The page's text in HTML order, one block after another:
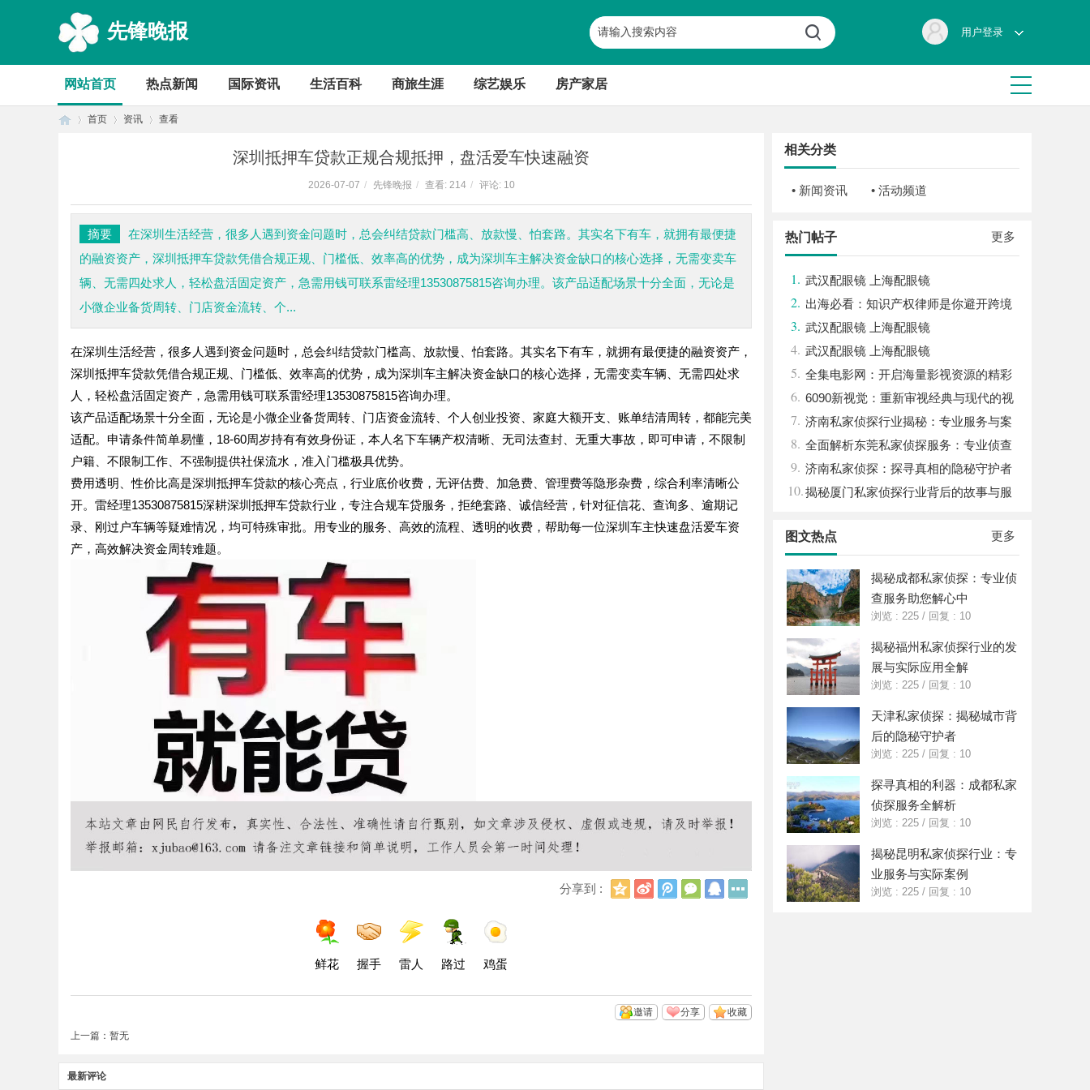
先锋晚报 用户登录
网站首页 热点新闻 国际资讯 生活百科 商旅生涯 综艺娱乐 房产家居
首页 资讯 查看
深圳抵押车贷款正规合规抵押，盘活爱车快速融资
2026-07-07 / 先锋晚报 / 查看: 214 / 评论: 10
摘要
在深圳生活经营，很多人遇到资金问题时，总会纠结贷款门槛高、放款慢、怕套路。其实名下有车，就拥有最便捷
的融资资产，深圳抵押车贷款凭借合规正规、门槛低、效率高的优势，成为深圳车主解决资金缺口的核心选择，无需变卖车
辆、无需四处求人，轻松盘活固定资产，急需用钱可联系雷经理13530875815咨询办理。该产品适配场景十分全面，无论是
小微企业备货周转、门店资金流转、个...
在深圳生活经营，很多人遇到资金问题时，总会纠结贷款门槛高、放款慢、怕套路。其实名下有车，就拥有最便捷的融资资产，
深圳抵押车贷款凭借合规正规、门槛低、效率高的优势，成为深圳车主解决资金缺口的核心选择，无需变卖车辆、无需四处求
人，轻松盘活固定资产，急需用钱可联系雷经理13530875815咨询办理。
该产品适配场景十分全面，无论是小微企业备货周转、门店资金流转、个人创业投资、家庭大额开支、账单结清周转，都能完美
适配。申请条件简单易懂，18-60周岁持有有效身份证，本人名下车辆产权清晰、无司法查封、无重大事故，即可申请，不限制
户籍、不限制工作、不强制提供社保流水，准入门槛极具优势。
费用透明、性价比高是深圳抵押车贷款的核心亮点，行业底价收费，无评估费、加急费、管理费等隐形杂费，综合利率清晰公
开。雷经理13530875815深耕深圳抵押车贷款行业，专注合规车贷服务，拒绝套路、诚信经营，针对征信花、查询多、逾期记
录、刚过户车辆等疑难情况，均可特殊审批。用专业的服务、高效的流程、透明的收费，帮助每一位深圳车主快速盘活爱车资
产，高效解决资金周转难题。
分享到 :
Q
新
浪
腾
讯
微
信
Q
鲜花 握手 雷人 路过 鸡蛋
收藏
分享
邀请
上一篇：暂无
最新评论
相关分类
• 新闻资讯 • 活动频道
更多
热门帖子
1. 武汉配眼镜 上海配眼镜
2. 出海必看：知识产权律师是你避开跨境
雷区的安全垫
3. 武汉配眼镜 上海配眼镜
4. 武汉配眼镜 上海配眼镜
5. 全集电影网：开启海量影视资源的精彩
世界体验
6. 6090新视觉：重新审视经典与现代的视
觉盛宴
7. 济南私家侦探行业揭秘：专业服务与案
件解析全方位指南
8. 全面解析东莞私家侦探服务：专业侦查
助您解决各种疑难问题
9. 济南私家侦探：探寻真相的隐秘守护者
10.揭秘厦门私家侦探行业背后的故事与服
更多
图文热点
揭秘成都私家侦探：专业侦
查服务助您解心中
浏览 : 225 / 回复 : 10
揭秘福州私家侦探行业的发
展与实际应用全解
浏览 : 225 / 回复 : 10
天津私家侦探：揭秘城市背
后的隐秘守护者
浏览 : 225 / 回复 : 10
探寻真相的利器：成都私家
侦探服务全解析
浏览 : 225 / 回复 : 10
揭秘昆明私家侦探行业：专
业服务与实际案例
浏览 : 225 / 回复 : 10